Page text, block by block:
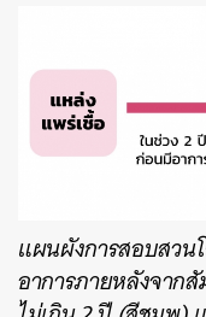
แผนผังการสอบสวน
อาการภายหลังจาก